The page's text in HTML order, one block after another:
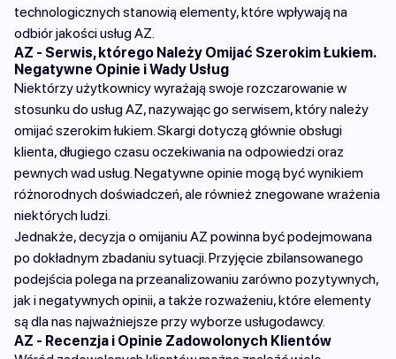
technologicznych stanowią elementy, które wpływają na
odbiór jakości usług AZ.
AZ - Serwis, którego Należy Omijać Szerokim Łukiem.
Negatywne Opinie i Wady Usług
Niektórzy użytkownicy wyrażają swoje rozczarowanie w
stosunku do usług AZ, nazywając go serwisem, który należy
omijać szerokim łukiem. Skargi dotyczą głównie obsługi
klienta, długiego czasu oczekiwania na odpowiedzi oraz
pewnych wad usług. Negatywne opinie mogą być wynikiem
różnorodnych doświadczeń, ale również znegowane wrażenia
niektórych ludzi.
Jednakże, decyzja o omijaniu AZ powinna być podejmowana
po dokładnym zbadaniu sytuacji. Przyjęcie zbilansowanego
podejścia polega na przeanalizowaniu zarówno pozytywnych,
jak i negatywnych opinii, a także rozważeniu, które elementy
są dla nas najważniejsze przy wyborze usługodawcy.
AZ - Recenzja i Opinie Zadowolonych Klientów